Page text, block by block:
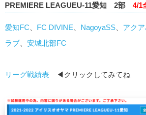
PREMIERE LEAGUEU-11愛知 2部 4/1
愛知FC FC DIVINE NagoyaSS アク
ラブ
安城北部FC
リーグ戦績表 ◀クリックしてみてね